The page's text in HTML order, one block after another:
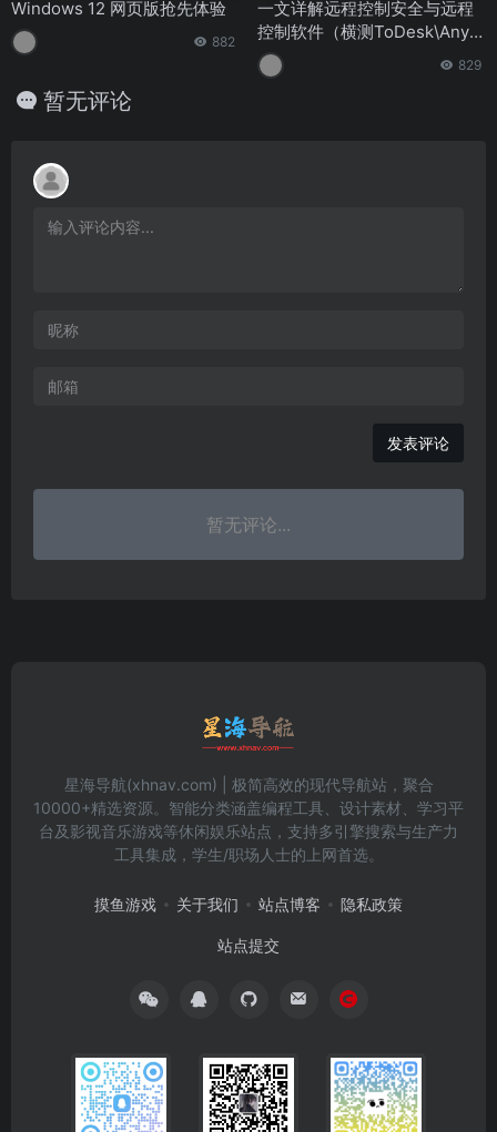
Windows 12 网页版抢先体验
882
一文详解远程控制安全与远程
控制软件（横测ToDesk\AnyD
esk\向日葵）
829
暂无评论
发表评论
暂无评论...
星海导航(xhnav.com) | 极简高效的现代导航站，聚合
10000+精选资源。智能分类涵盖编程工具、设计素材、学习平
台及影视音乐游戏等休闲娱乐站点，支持多引擎搜索与生产力
工具集成，学生/职场人士的上网首选。
摸鱼游戏 关于我们 站点博客 隐私政策
站点提交